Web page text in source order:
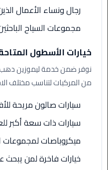
العلمين
ليموزين
توصيل
المطار
ليموزين
مرسي
مطروح
ليموزين
مطار
رجال ونساء الأعمال
مجموعات السياح
خيارات الأسطول
نوفر ضمن خدمة ليموزين
من المركبات لتناسب مختلف
سيارات صالون مريحة
سيارات ذات سعة أكبر
ميكروباصات لمجموعات
خيارات فاخرة لمن يبحث